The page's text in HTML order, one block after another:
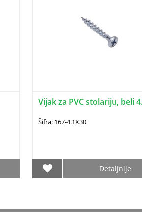
Vijak za PVC stolariju, beli
Šifra: 167-4.1X30
Detaljnije